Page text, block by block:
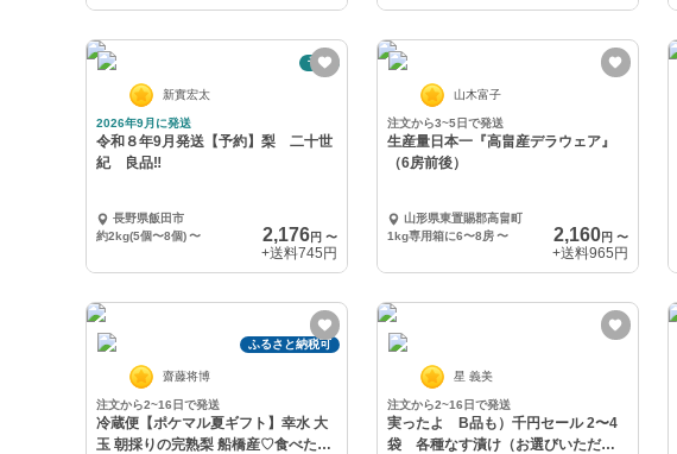
予約
新實宏太
2026年9月に発送
令和８年9月発送【予約】梨 二十世
紀 良品‼️
長野県飯田市
約2kg(5個〜8個)〜 2,176円 〜
+送料745円
山木富子
注文から3~5日で発送
生産量日本一『高畠産デラウェア』
（6房前後）
山形県東置賜郡高畠町
1kg専用箱に6〜8房 〜 2,160円 〜
+送料965円
ふるさと納税可
齋藤将博
注文から2~16日で発送
冷蔵便【ポケマル夏ギフト】幸水 大
玉 朝採りの完熟梨 船橋産♡食べたら
星 義美
注文から2~16日で発送
実ったよ B品も）千円セール 2〜4
袋 各種なす漬け（お選びいただけ